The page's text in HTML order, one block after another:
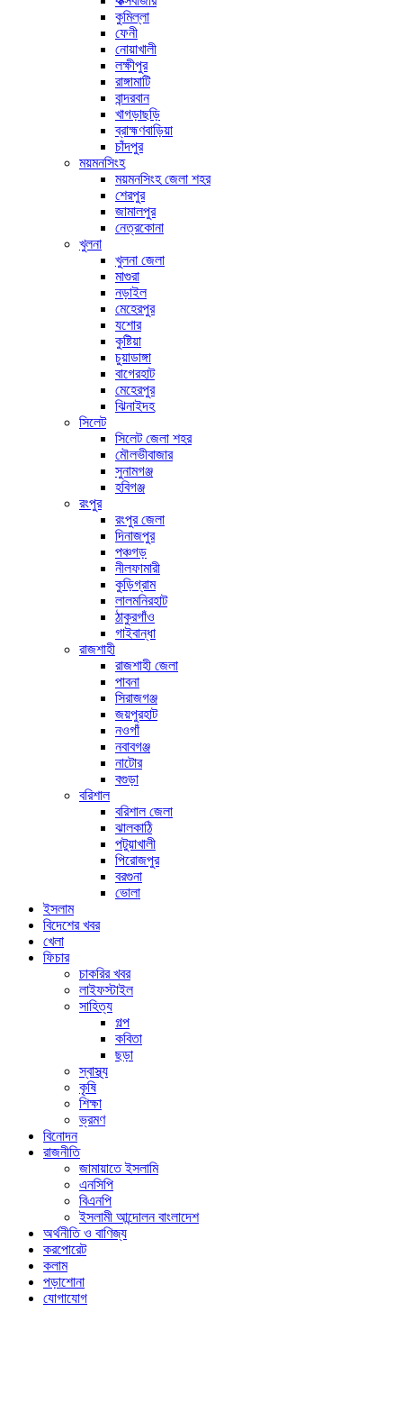
কুমিল্লা
ফেনী
নোয়াখালী
লক্ষীপুর
রাঙ্গামাটি
বান্দরবান
খাগড়াছড়ি
ব্রাহ্মণবাড়িয়া
চাঁদপুর
ময়মনসিংহ
ময়মনসিংহ জেলা শহর
শেরপুর
জামালপুর
নেত্রকোনা
খুলনা
খুলনা জেলা
মাগুরা
নড়াইল
মেহেরপুর
যশোর
কুষ্টিয়া
চুয়াডাঙ্গা
বাগেরহাট
মেহেরপুর
ঝিনাইদহ
সিলেট
সিলেট জেলা শহর
মৌলভীবাজার
সুনামগঞ্জ
হবিগঞ্জ
রংপুর
রংপুর জেলা
দিনাজপুর
পঞ্চগড়
নীলফামারী
কুড়িগ্রাম
লালমনিরহাট
ঠাকুরগাঁও
গাইবান্ধা
রাজশাহী
রাজশাহী জেলা
পাবনা
সিরাজগঞ্জ
জয়পুরহাট
নওগাঁ
নবাবগঞ্জ
নাটোর
বগুড়া
বরিশাল
বরিশাল জেলা
ঝালকাঠি
পটুয়াখালী
পিরোজপুর
বরগুনা
ভোলা
ইসলাম
বিদেশের খবর
খেলা
ফিচার
চাকরির খবর
লাইফস্টাইল
সাহিত্য
গল্প
কবিতা
ছড়া
স্বাস্থ্য
কৃষি
শিক্ষা
ভ্রমণ
বিনোদন
রাজনীতি
জামায়াতে ইসলামি
এনসিপি
বিএনপি
ইসলামী আন্দোলন বাংলাদেশ
অর্থনীতি ও বাণিজ্য
করপোরেট
কলাম
পড়াশোনা
যোগাযোগ